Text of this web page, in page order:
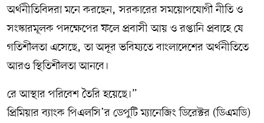
অর্থনীতিবিদরা মনে করছেন, সরকারের সময়োপযোগী নীতি ও
সংস্কারমূলক পদক্ষেপের ফলে প্রবাসী আয় ও রপ্তানি প্রবাহে যে
গতিশীলতা এসেছে, তা অদূর ভবিষ্যতে বাংলাদেশের অর্থনীতিতে
আরও স্থিতিশীলতা আনবে।
রে আস্থার পরিবেশ তৈরি হয়েছে।”
প্রিমিয়ার ব্যাংক পিএলসি’র ডেপুটি ম্যানেজিং ডিরেক্টর (ডিএমডি)